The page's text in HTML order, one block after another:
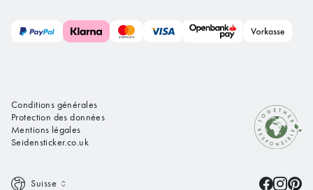
Conditions générales
Protection des données
Mentions légales
Seidensticker.co.uk
Suisse